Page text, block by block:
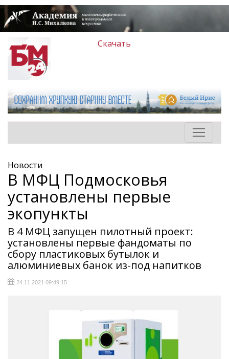
Скачать
Новости
В МФЦ Подмосковья
установлены первые
экопункты
В 4 МФЦ запущен пилотный проект:
установлены первые фандоматы по
сбору пластиковых бутылок и
алюминиевых банок из-под напитков
24.11.2021 09:49:15